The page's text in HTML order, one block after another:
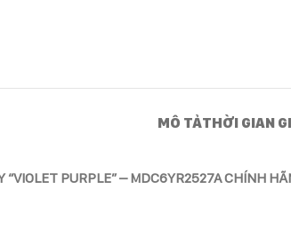
MÔ TẢTHỜI GIAN
“VIOLET PURPLE” – MDC6YR2527A CHÍNH